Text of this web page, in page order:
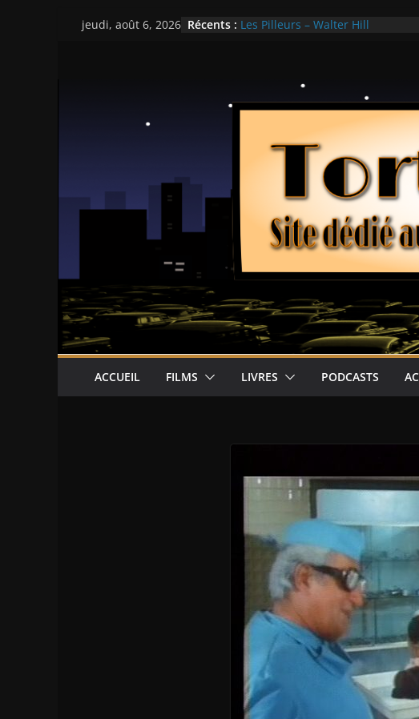
Passerjeudi, août 6, 2026 Récents : Les Pilleurs – Walter Hill
Ça chauffe au lycée Ridgemont –
ACCUEIL FILMS LIVRES PODCASTS